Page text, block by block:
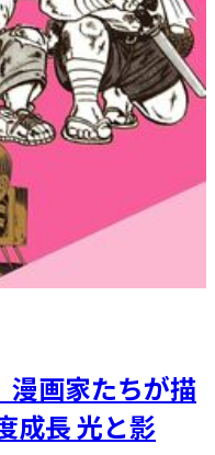
漫画家たちが描
成長 光と影